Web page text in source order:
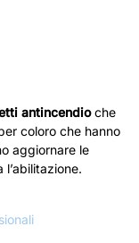
antincendioche
coloro che hanno
aggiornare le